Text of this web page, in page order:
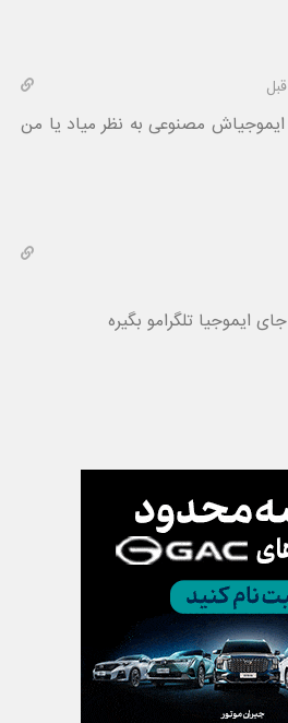
مصنوعی به نظر میاد یا من
ایموجیا تلگرامو بگیره